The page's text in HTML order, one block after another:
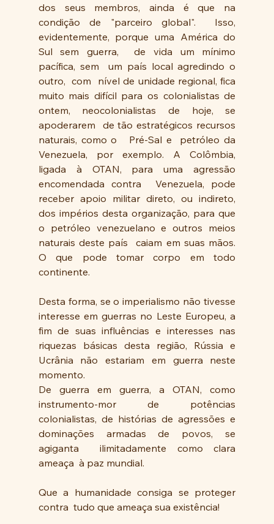
dos seus membros, ainda é que na
condição de "parceiro global".  Isso,
evidentemente, porque uma América do
Sul sem guerra,  de vida um mínimo
pacífica, sem  um país local agredindo o
outro,  com  nível de unidade regional, fica
muito mais difícil para os colonialistas de
ontem, neocolonialistas de hoje, se
apoderarem  de tão estratégicos recursos
naturais, como o   Pré-Sal e  petróleo da
Venezuela, por exemplo. A Colômbia,
ligada à OTAN, para uma agressão
encomendada contra  Venezuela, pode
receber apoio militar direto, ou indireto,
dos impérios desta organização, para que
o petróleo venezuelano e outros meios
naturais deste país  caiam em suas mãos.
O que pode tomar corpo em todo
continente.
Desta forma, se o imperialismo não tivesse
interesse em guerras no Leste Europeu, a
fim de suas influências e interesses nas
riquezas básicas desta região, Rússia e
Ucrânia não estariam em guerra neste
momento.
De guerra em guerra, a OTAN, como
instrumento-mor de potências
colonialistas, de histórias de agressões e
dominações armadas de povos, se
agiganta  ilimitadamente como clara
ameaça  à paz mundial.
Que a humanidade consiga se proteger
contra  tudo que ameaça sua existência!